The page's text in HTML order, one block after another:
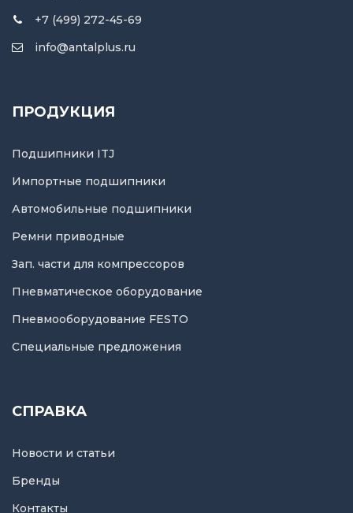
+7 (499) 272-45-69
info@antalplus.ru
ПРОДУКЦИЯ
Подшипники ITJ
Импортные подшипники
Автомобильные подшипники
Ремни приводные
Зап. части для компрессоров
Пневматическое оборудование
Пневмооборудование FESTO
Специальные предложения
СПРАВКА
Новости и статьи
Бренды
Контакты